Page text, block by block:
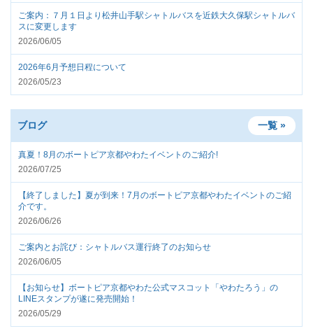
ブログ 一覧 »
真夏！8月のボートピア京都やわたイベントのご紹介!
2026/07/25
【終了しました】夏が到来！7月のボートピア京都やわたイベントのご紹
介です。
2026/06/26
ご案内とお詫び：シャトルバス運行終了のお知らせ
2026/06/05
【お知らせ】ボートピア京都やわた公式マスコット「やわたろう」の
LINEスタンプが遂に発売開始！
2026/05/29
ご案内：７月１日より松井山手駅シャトルバスを近鉄大久保駅シャトルバ
スに変更します
2026/06/05
2026年6月予想日程について
2026/05/23